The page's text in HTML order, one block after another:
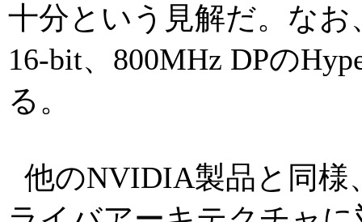
十分という見解だ。なお
16-bit、800MHz DPの
る。
他のNVIDIA製品と同様